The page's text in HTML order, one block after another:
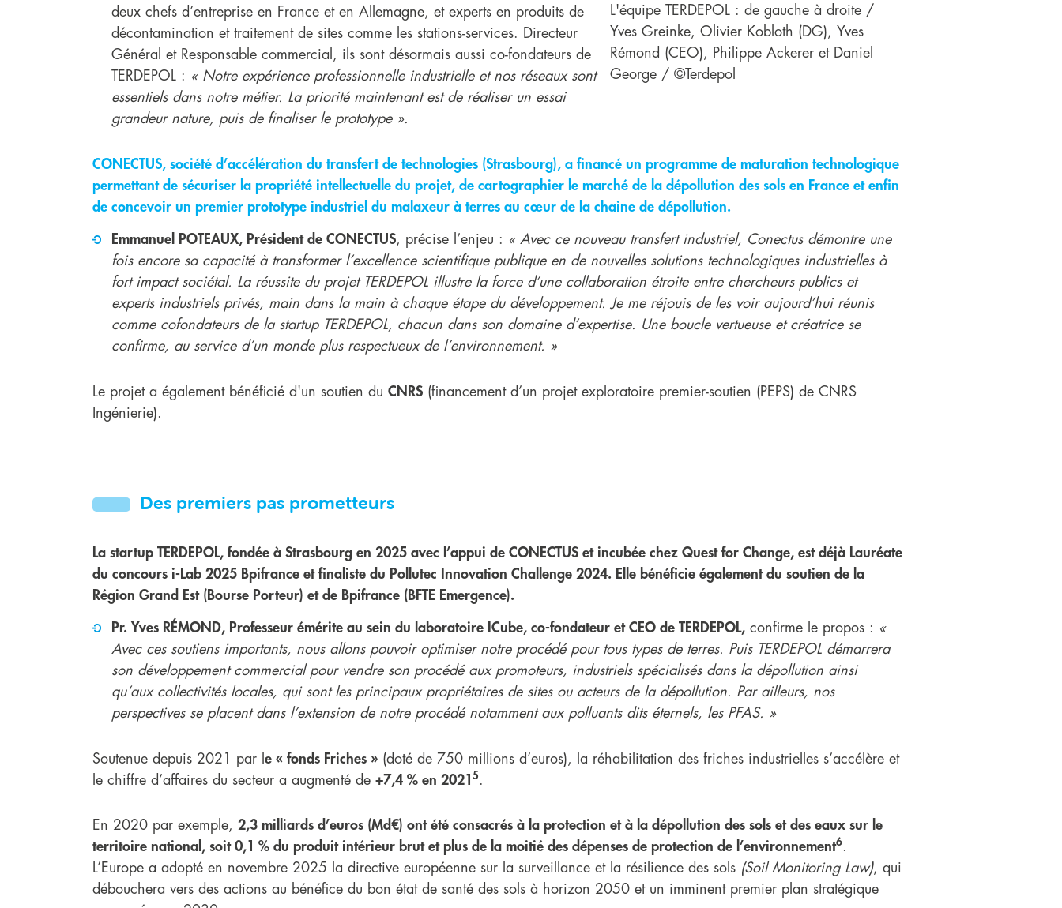
L'équipe TERDEPOL : de gauche à droite /
Yves Greinke, Olivier Kobloth (DG), Yves
Rémond (CEO), Philippe Ackerer et Daniel
George / ©Terdepol
deux chefs d’entreprise en France et en Allemagne, et experts en produits de
décontamination et traitement de sites comme les stations-services. Directeur
Général et Responsable commercial, ils sont désormais aussi co-fondateurs de
TERDEPOL : « Notre expérience professionnelle industrielle et nos réseaux sont
essentiels dans notre métier. La priorité maintenant est de réaliser un essai
grandeur nature, puis de finaliser le prototype ».
CONECTUS, société d’accélération du transfert de technologies (Strasbourg), a financé un programme de maturation technologique
permettant de sécuriser la propriété intellectuelle du projet, de cartographier le marché de la dépollution des sols en France et enfin
de concevoir un premier prototype industriel du malaxeur à terres au cœur de la chaine de dépollution.
Emmanuel POTEAUX, Président de CONECTUS, précise l’enjeu : « Avec ce nouveau transfert industriel, Conectus démontre une
fois encore sa capacité à transformer l’excellence scientifique publique en de nouvelles solutions technologiques industrielles à
fort impact sociétal. La réussite du projet TERDEPOL illustre la force d’une collaboration étroite entre chercheurs publics et
experts industriels privés, main dans la main à chaque étape du développement. Je me réjouis de les voir aujourd’hui réunis
comme cofondateurs de la startup TERDEPOL, chacun dans son domaine d’expertise. Une boucle vertueuse et créatrice se
confirme, au service d’un monde plus respectueux de l’environnement. »
Le projet a également bénéficié d'un soutien du CNRS (financement d’un projet exploratoire premier-soutien (PEPS) de CNRS
Ingénierie).
Des premiers pas prometteurs
La startup TERDEPOL, fondée à Strasbourg en 2025 avec l’appui de CONECTUS et incubée chez Quest for Change, est déjà Lauréate
du concours i-Lab 2025 Bpifrance et finaliste du Pollutec Innovation Challenge 2024. Elle bénéficie également du soutien de la
Région Grand Est (Bourse Porteur) et de Bpifrance (BFTE Emergence).
Pr. Yves RÉMOND, Professeur émérite au sein du laboratoire ICube, co-fondateur et CEO de TERDEPOL, confirme le propos : «
Avec ces soutiens importants, nous allons pouvoir optimiser notre procédé pour tous types de terres. Puis TERDEPOL démarrera
son développement commercial pour vendre son procédé aux promoteurs, industriels spécialisés dans la dépollution ainsi
qu’aux collectivités locales, qui sont les principaux propriétaires de sites ou acteurs de la dépollution. Par ailleurs, nos
perspectives se placent dans l’extension de notre procédé notamment aux polluants dits éternels, les PFAS. »
Soutenue depuis 2021 par l e « fonds Friches » (doté de 750 millions d’euros), la réhabilitation des friches industrielles s’accélère et
le chiffre d’affaires du secteur a augmenté de +7,4 % en 2021 5 .
En 2020 par exemple, 2,3 milliards d’euros (Md€) ont été consacrés à la protection et à la dépollution des sols et des eaux sur le
territoire national, soit 0,1 % du produit intérieur brut et plus de la moitié des dépenses de protection de l’environnement6.
L’Europe a adopté en novembre 2025 la directive européenne sur la surveillance et la résilience des sols (Soil Monitoring Law), qui
débouchera vers des actions au bénéfice du bon état de santé des sols à horizon 2050 et un imminent premier plan stratégique